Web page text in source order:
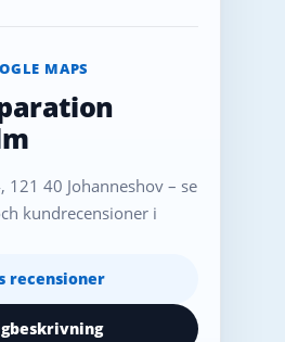
MAPS
121 40 Johanneshov – se
kundrecensioner i
recensioner